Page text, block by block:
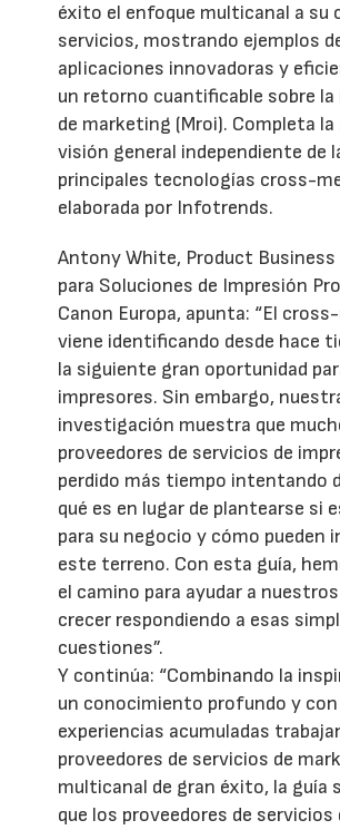
éxito el enfoque multicanal a su
servicios, mostrando ejemplos
aplicaciones innovadoras y
un retorno cuantificable sobre la
de marketing (Mroi). Completa la
visión general independiente de
principales tecnologías cross-
elaborada por Infotrends.
Antony White, Product Business
para Soluciones de Impresión
Canon Europa, apunta: “El
viene identificando desde hace
la siguiente gran oportunidad
impresores. Sin embargo,
investigación muestra que
proveedores de servicios de
perdido más tiempo intentando
qué es en lugar de plantearse si
para su negocio y cómo pueden
este terreno. Con esta guía,
el camino para ayudar a
crecer respondiendo a esas
cuestiones”.
Y continúa: “Combinando la
un conocimiento profundo y con
experiencias acumuladas
proveedores de servicios de
multicanal de gran éxito, la guía
que los proveedores de servicios